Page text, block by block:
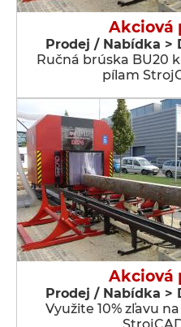
Akciová
Prodej / Nabídka >
Ručná brúska BU20
pílam
Akciová
Prodej / Nabídka >
Využite 10% zľavu